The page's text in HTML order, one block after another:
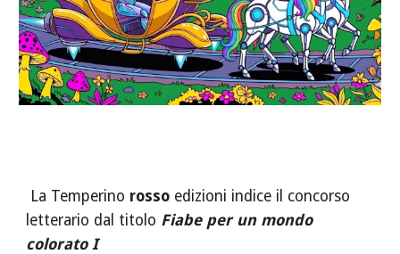
La Temperino rosso edizioni indice il concorso
letterario dal titolo Fiabe per un mondo
colorato I